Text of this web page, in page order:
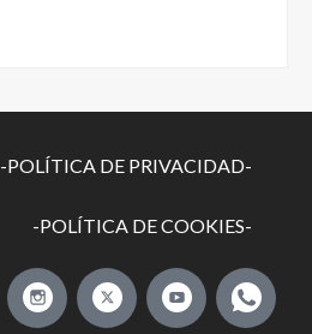
-POLÍTICA DE PRIVACIDAD-
-POLÍTICA DE COOKIES-